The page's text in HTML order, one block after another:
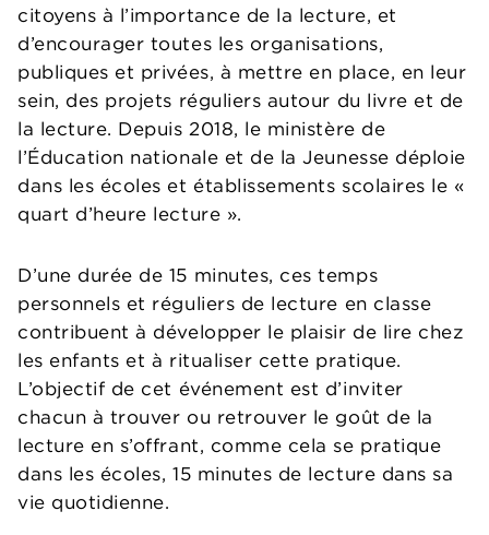
citoyens à l’importance de la lecture, et
d’encourager toutes les organisations,
publiques et privées, à mettre en place, en leur
sein, des projets réguliers autour du livre et de
la lecture. Depuis 2018, le ministère de
l’Éducation nationale et de la Jeunesse déploie
dans les écoles et établissements scolaires le «
quart d’heure lecture ».
D’une durée de 15 minutes, ces temps
personnels et réguliers de lecture en classe
contribuent à développer le plaisir de lire chez
les enfants et à ritualiser cette pratique.
L’objectif de cet événement est d’inviter
chacun à trouver ou retrouver le goût de la
lecture en s’offrant, comme cela se pratique
dans les écoles, 15 minutes de lecture dans sa
vie quotidienne.